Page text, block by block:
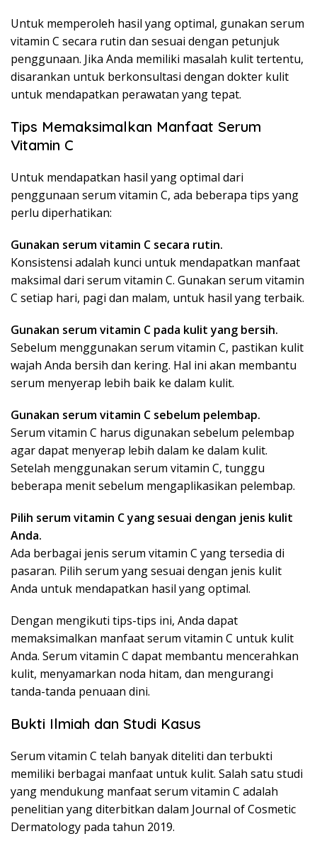
Untuk memperoleh hasil yang optimal, gunakan serum
vitamin C secara rutin dan sesuai dengan petunjuk
penggunaan. Jika Anda memiliki masalah kulit tertentu,
disarankan untuk berkonsultasi dengan dokter kulit
untuk mendapatkan perawatan yang tepat.
Tips Memaksimalkan Manfaat Serum
Vitamin C
Untuk mendapatkan hasil yang optimal dari
penggunaan serum vitamin C, ada beberapa tips yang
perlu diperhatikan:
Gunakan serum vitamin C secara rutin.
Konsistensi adalah kunci untuk mendapatkan manfaat
maksimal dari serum vitamin C. Gunakan serum vitamin
C setiap hari, pagi dan malam, untuk hasil yang terbaik.
Gunakan serum vitamin C pada kulit yang bersih.
Sebelum menggunakan serum vitamin C, pastikan kulit
wajah Anda bersih dan kering. Hal ini akan membantu
serum menyerap lebih baik ke dalam kulit.
Gunakan serum vitamin C sebelum pelembap.
Serum vitamin C harus digunakan sebelum pelembap
agar dapat menyerap lebih dalam ke dalam kulit.
Setelah menggunakan serum vitamin C, tunggu
beberapa menit sebelum mengaplikasikan pelembap.
Pilih serum vitamin C yang sesuai dengan jenis kulit
Anda.
Ada berbagai jenis serum vitamin C yang tersedia di
pasaran. Pilih serum yang sesuai dengan jenis kulit
Anda untuk mendapatkan hasil yang optimal.
Dengan mengikuti tips-tips ini, Anda dapat
memaksimalkan manfaat serum vitamin C untuk kulit
Anda. Serum vitamin C dapat membantu mencerahkan
kulit, menyamarkan noda hitam, dan mengurangi
tanda-tanda penuaan dini.
Bukti Ilmiah dan Studi Kasus
Serum vitamin C telah banyak diteliti dan terbukti
memiliki berbagai manfaat untuk kulit. Salah satu studi
yang mendukung manfaat serum vitamin C adalah
penelitian yang diterbitkan dalam Journal of Cosmetic
Dermatology pada tahun 2019.